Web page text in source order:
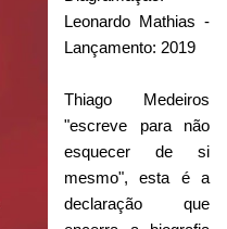
Leonardo Mathias -
Lançamento: 2019
Thiago Medeiros
"escreve para não
esquecer de si
mesmo", esta é a
declaração que